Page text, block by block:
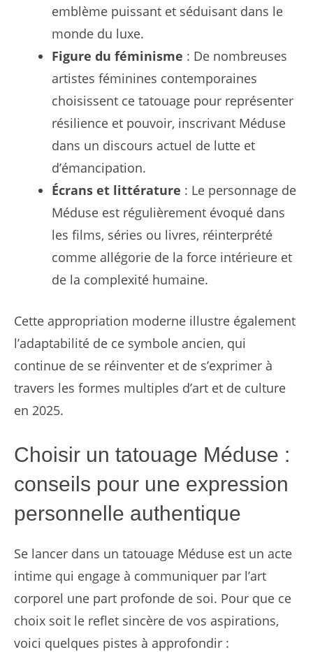
emblème puissant et séduisant dans le
monde du luxe.
Figure du féminisme : De nombreuses
artistes féminines contemporaines
choisissent ce tatouage pour représenter
résilience et pouvoir, inscrivant Méduse
dans un discours actuel de lutte et
d’émancipation.
Écrans et littérature : Le personnage de
Méduse est régulièrement évoqué dans
les films, séries ou livres, réinterprété
comme allégorie de la force intérieure et
de la complexité humaine.
Cette appropriation moderne illustre également
l’adaptabilité de ce symbole ancien, qui
continue de se réinventer et de s’exprimer à
travers les formes multiples d’art et de culture
en 2025.
Choisir un tatouage Méduse :
conseils pour une expression
personnelle authentique
Se lancer dans un tatouage Méduse est un acte
intime qui engage à communiquer par l’art
corporel une part profonde de soi. Pour que ce
choix soit le reflet sincère de vos aspirations,
voici quelques pistes à approfondir :